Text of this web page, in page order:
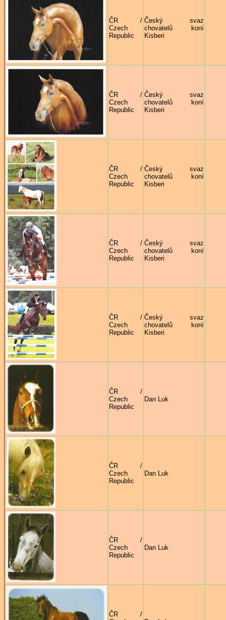
ČR /
Czech
Republic
Český svaz
chovatelů koní
Kisberi
ČR /
Czech
Republic
Český svaz
chovatelů koní
Kisberi
ČR /
Czech
Republic
Český svaz
chovatelů koní
Kisberi
ČR /
Czech
Republic
Český svaz
chovatelů koní
Kisberi
ČR /
Czech
Republic
Český svaz
chovatelů koní
Kisberi
ČR /
Czech
Republic
Dan Luk
ČR /
Czech
Republic
Dan Luk
ČR /
Czech
Republic
Dan Luk
ČR /